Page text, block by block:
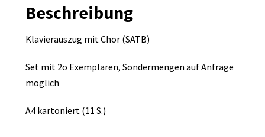
Menge
Beschreibung
Klavierauszug mit Chor (SATB)
Set mit 2o Exemplaren, Sondermengen auf Anfrage
möglich
A4 kartoniert (11 S.)